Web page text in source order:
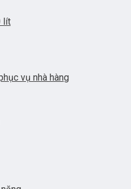
lít
vụ nhà hàng